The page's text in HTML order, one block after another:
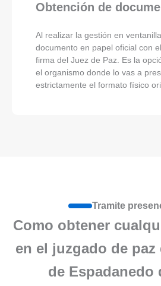
Obtención de
Al realizar la gestión en
documento en papel oficial con
firma del Juez de Paz. Es la
el organismo donde lo vas a
estrictamente el formato físico
Tramite
Como obtener
en el juzgado de
de Espadanedo